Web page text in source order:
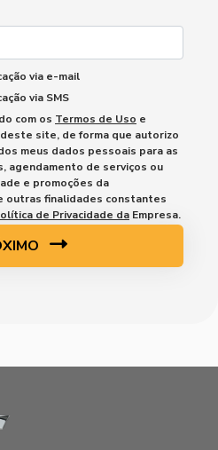
via e-mail
via SMS
com os Termos de Uso e
deste site, de forma que autorizo
meus dados pessoais para as
agendamento de serviços ou
e promoções da
outras finalidades constantes
de Privacidade da Empresa.